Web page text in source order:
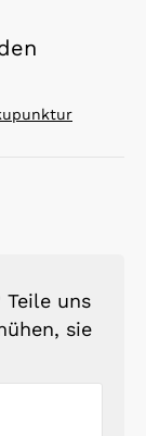
Teile uns
sie